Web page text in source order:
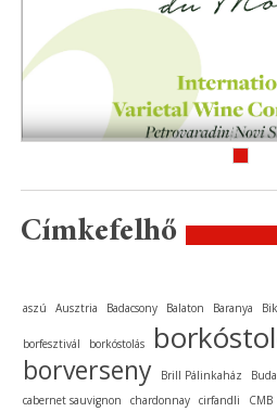
Címkefelhő
aszú Ausztria Badacsony Balaton Baranya
borfesztivál borkóstolás
borverseny Brill Pálinkaház
cabernet sauvignon chardonnay cirfandli CMB